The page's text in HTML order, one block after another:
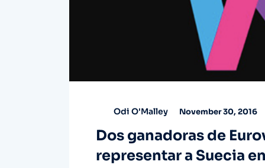
Odi O'Malley November 30, 2016
Dos ganadoras de
representar a Suecia